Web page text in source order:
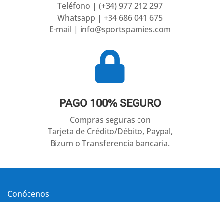
Teléfono | (+34) 977 212 297
Whatsapp | +34 686 041 675
E-mail | info@sportspamies.com

PAGO 100% SEGURO
Compras seguras con
Tarjeta de Crédito/Débito, Paypal,
Bizum o Transferencia bancaria.
Conócenos